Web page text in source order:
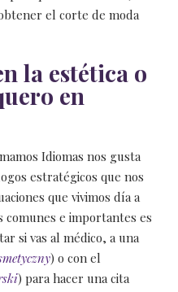
el corte de moda
la estética o
en
Idiomas nos gusta
estratégicos que nos
que vivimos día a
comunes e importantes es
si vas al médico, a una
) o con el
) para hacer una cita